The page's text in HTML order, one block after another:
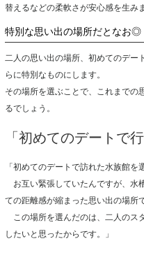
替えるなどの柔軟さが安心感を生みま
特別な思い出の場所だとなお◎
二人の思い出の場所、初めてのデー
らに特別なものにします。
その場所を選ぶことで、これまでの
るでしょう。
「初めてのデートで
「初めてのデートで訪れた水族館を
お互い緊張していたんですが、水
ての距離感が縮まった思い出の場所で
この場所を選んだのは、二人のス
したいと思ったからです。」